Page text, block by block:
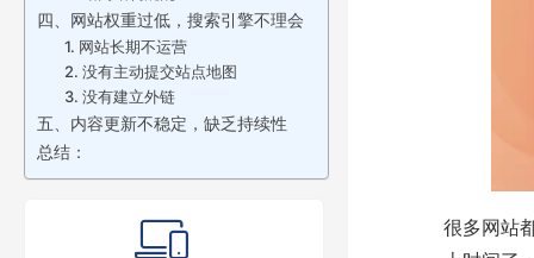
四、网站权重过低，搜索引擎不理会
1. 网站长期不运营
2. 没有主动提交站点地图
3. 没有建立外链
五、内容更新不稳定，缺乏持续性
总结：
很多网站